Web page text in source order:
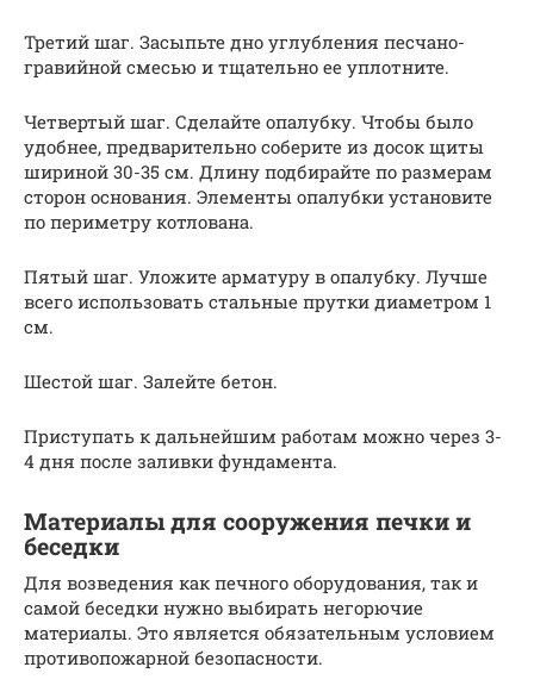
Третий шаг. Засыпьте дно углубления песчано-
гравийной смесью и тщательно ее уплотните.
Четвертый шаг. Сделайте опалубку. Чтобы было
удобнее, предварительно соберите из досок щиты
шириной 30-35 см. Длину подбирайте по размерам
сторон основания. Элементы опалубки установите
по периметру котлована.
Пятый шаг. Уложите арматуру в опалубку. Лучше
всего использовать стальные прутки диаметром 1
см.
Шестой шаг. Залейте бетон.
Приступать к дальнейшим работам можно через 3-
4 дня после заливки фундамента.
Материалы для сооружения печки и
беседки
Для возведения как печного оборудования, так и
самой беседки нужно выбирать негорючие
материалы. Это является обязательным условием
противопожарной безопасности.